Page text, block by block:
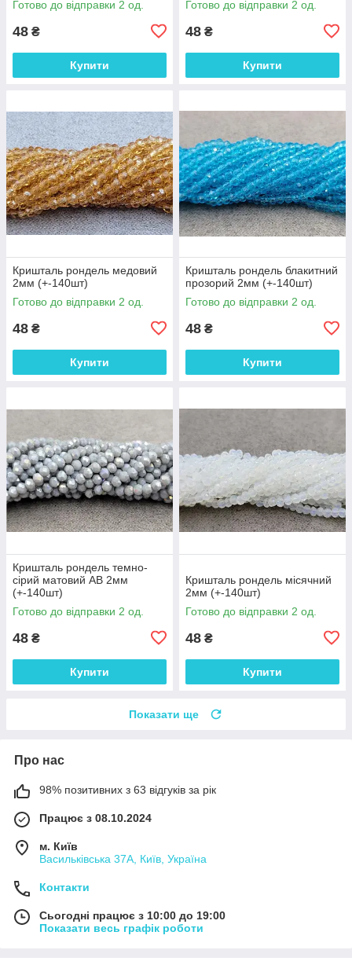
Готово до відправки 2 од.
48 ₴
Купити
Готово до відправки 2 од.
48 ₴
Купити
Кришталь рондель медовий
2мм (+-140шт)
Готово до відправки 2 од.
48 ₴
Купити
Кришталь рондель блакитний
прозорий 2мм (+-140шт)
Готово до відправки 2 од.
48 ₴
Купити
Кришталь рондель темно-
сірий матовий АВ 2мм
(+-140шт)
Готово до відправки 2 од.
48 ₴
Купити
Кришталь рондель місячний
2мм (+-140шт)
Готово до відправки 2 од.
48 ₴
Купити
Показати ще
Про нас
98% позитивних з 63 відгуків за рік
Працює з 08.10.2024
м. Київ
Васильківська 37А, Київ, Україна
Контакти
Сьогодні працює з 10:00 до 19:00
Показати весь графік роботи